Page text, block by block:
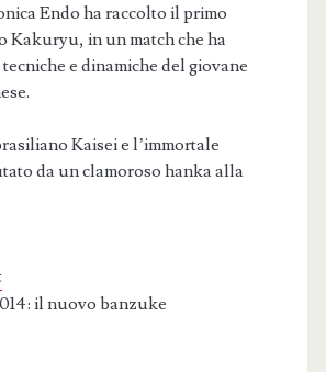
Endo ha raccolto il primo
Kakuryu, in un match che ha
e dinamiche del giovane
Kaisei e l’immortale
da un clamoroso hanka alla
il nuovo banzuke